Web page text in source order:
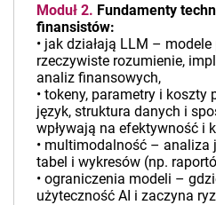
Moduł 2. Fundamenty
finansistów:
• jak działają LLM –
rzeczywiste rozumienie,
analiz finansowych,
• tokeny, parametry i
język, struktura danych i
wpływają na efektywność i
• multimodalność – analiza
tabel i wykresów (np.
• ograniczenia modeli –
użyteczność AI i zaczyna